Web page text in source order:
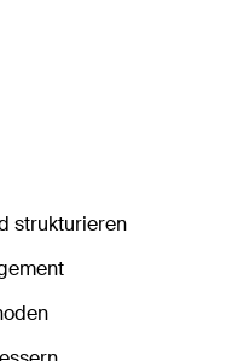
strukturieren